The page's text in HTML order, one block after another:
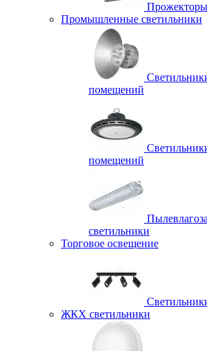
Прожекторы
Промышленные светильники
помещений
помещений
светильники
Торговое освещение
ЖКХ светильники